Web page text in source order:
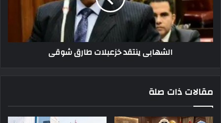
الشهابى ينتقد خزعبلات طارق شوقى
مقالات ذات صلة